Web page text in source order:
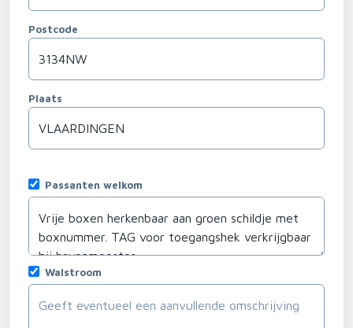
Postcode
Plaats
Passanten welkom
Walstroom